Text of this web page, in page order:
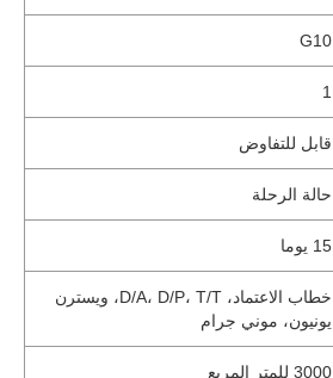
G10
1
قابل للتفاوض
حالة الرحلة
15 يوما
خطاب الاعتماد، D/A، D/P، T/T، ويسترن
يونيون، موني جرام
3000 للمتر المربع